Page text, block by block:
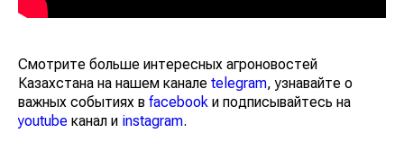
Смотрите больше интересных агроновостей
Казахстана на нашем канале telegram, узнавайте о
важных событиях в facebook и подписывайтесь на
youtube канал и instagram.